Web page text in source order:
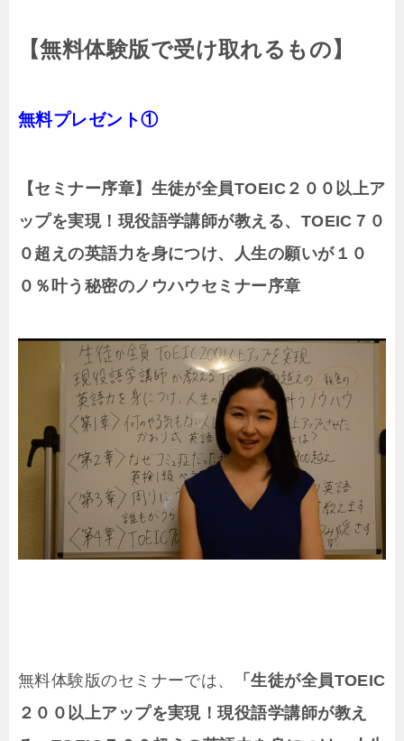
【無料体験版で受け取れるもの】
無料プレゼント①
【セミナー序章】生徒が全員TOEIC２００以上ア
ップを実現！現役語学講師が教える、TOEIC７０
０超えの英語力を身につけ、人生の願いが１０
０％叶う秘密のノウハウセミナー序章
無料体験版のセミナーでは、
「生徒が全員TOEIC
２００以上アップを実現！現役語学講師が教え